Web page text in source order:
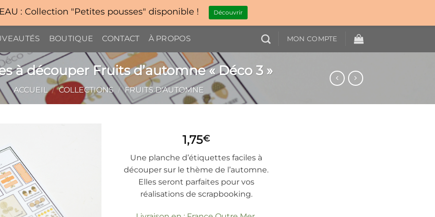
BOUTIQUE CONTACT À PROPOS MON COMPTE
à découper Fruits d’automne « Déco 3 »
ACCUEIL / COLLECTIONS / FRUITS D'AUTOMNE
1,75€
Une planche d’étiquettes faciles à
découper sur le thème de l’automne.
Elles seront parfaites pour vos
réalisations de scrapbooking.
: Collection "Petites pousses" disponible ! Découvrir